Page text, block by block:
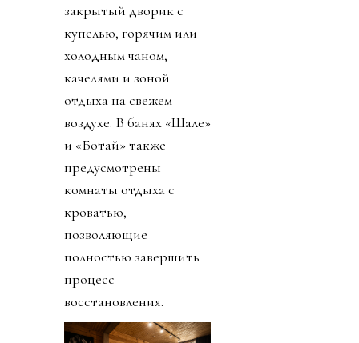
закрытый дворик с
купелью, горячим или
холодным чаном,
качелями и зоной
отдыха на свежем
воздухе. В банях «Шале»
и «Ботай» также
предусмотрены
комнаты отдыха с
кроватью,
позволяющие
полностью завершить
процесс
восстановления.